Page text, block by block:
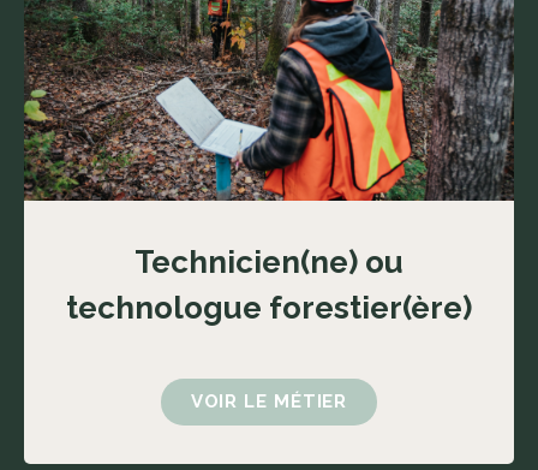
Technicien(ne) ou
technologue forestier(ère)
VOIR LE MÉTIER